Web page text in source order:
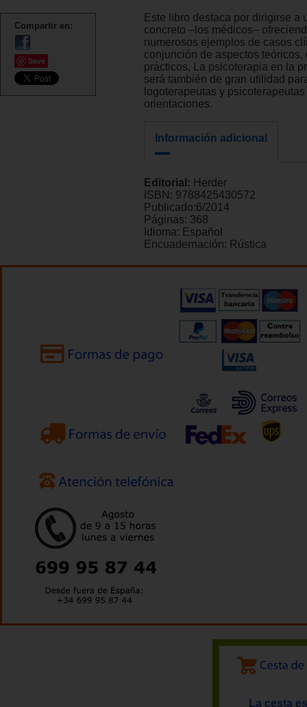
Compartir en:
Save
Este libro destaca por dirigirse a
concreto –los médicos–
numerosos ejemplos de casos
conjunción de aspectos teóricos,
prácticos, La psicoterapia en la
será también de gran utilidad
logoterapeutas y
orientaciones.
Información adicional
Editorial: Herder
ISBN: 9788425430572
Publicado:6/2014
Páginas: 368
Idioma: Español
Encuadernación: Rústica
La cesta